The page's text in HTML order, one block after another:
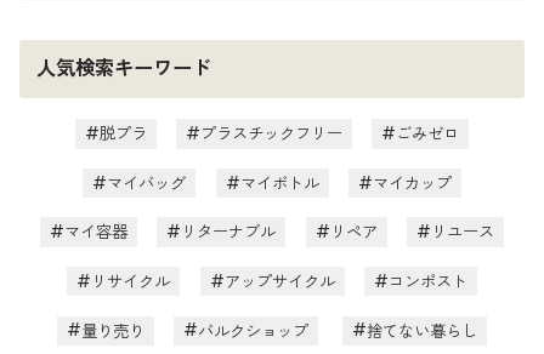
人気検索キーワード
脱プラ プラスチックフリー ごみゼロ
マイバッグ マイボトル マイカップ
マイ容器 リターナブル リペア リユース
リサイクル アップサイクル コンポスト
量り売り バルクショップ 捨てない暮らし